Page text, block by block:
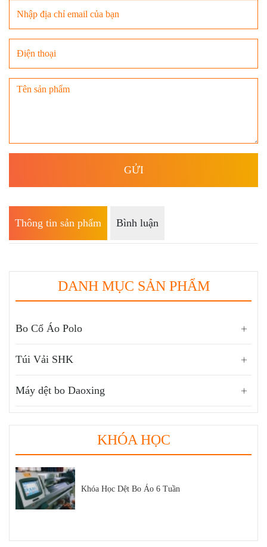
Thông tin sản phẩm Bình luận
DANH MỤC SẢN PHẨM
Bo Cổ Áo Polo
Túi Vải SHK
Máy dệt bo Daoxing
KHÓA HỌC
Khóa Học Dệt Bo Áo 6 Tuần